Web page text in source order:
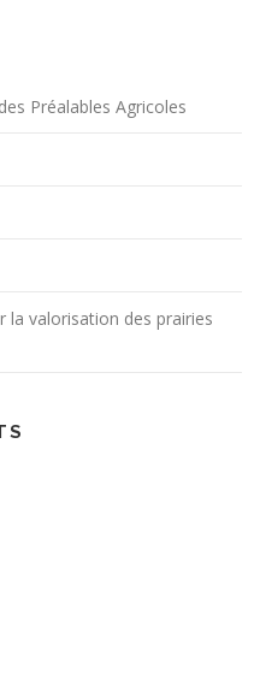
Préalables Agricoles
la valorisation des prairies